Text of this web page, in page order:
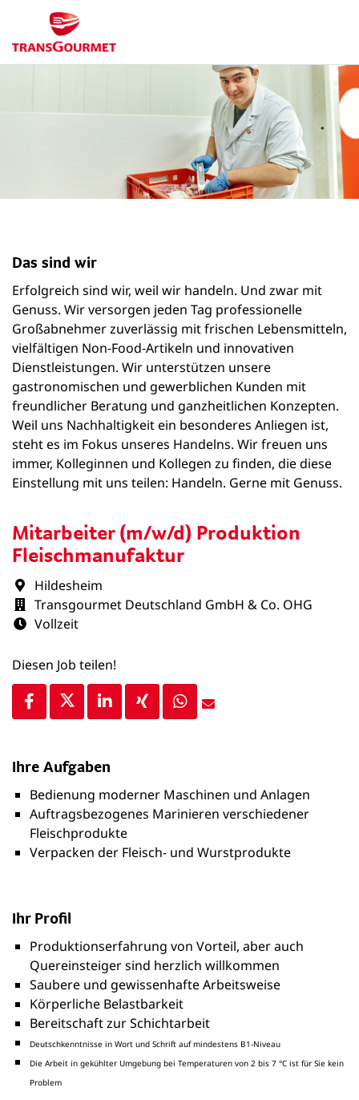
Mitarbeiter (m/w/d) Produktion
Fleischmanufaktur
Hildesheim
Transgourmet Deutschland GmbH & Co. OHG
Vollzeit
Diesen Job teilen!
Das sind wir
Erfolgreich sind wir, weil wir handeln. Und zwar mit
Genuss. Wir versorgen jeden Tag professionelle
Großabnehmer zuverlässig mit frischen Lebensmitteln,
vielfältigen Non-Food-Artikeln und innovativen
Dienstleistungen. Wir unterstützen unsere
gastronomischen und gewerblichen Kunden mit
freundlicher Beratung und ganzheitlichen Konzepten.
Weil uns Nachhaltigkeit ein besonderes Anliegen ist,
steht es im Fokus unseres Handelns. Wir freuen uns
immer, Kolleginnen und Kollegen zu finden, die diese
Einstellung mit uns teilen: Handeln. Gerne mit Genuss.
Ihre Aufgaben
Bedienung moderner Maschinen und Anlagen
Auftragsbezogenes Marinieren verschiedener
Fleischprodukte
Verpacken der Fleisch- und Wurstprodukte
Ihr Profil
Produktionserfahrung von Vorteil, aber auch
Quereinsteiger sind herzlich willkommen
Saubere und gewissenhafte Arbeitsweise
Körperliche Belastbarkeit
Bereitschaft zur Schichtarbeit
Deutschkenntnisse in Wort und Schrift auf mindestens B1-Niveau
Die Arbeit in gekühlter Umgebung bei Temperaturen von 2 bis 7 °C ist für Sie kein
Problem